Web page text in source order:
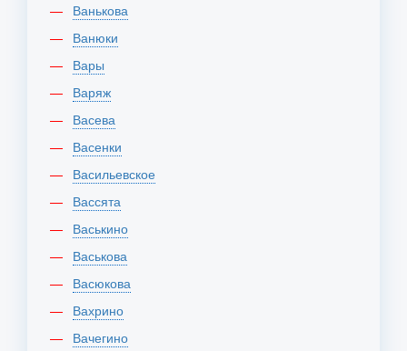
Ванькова
Ванюки
Вары
Варяж
Васева
Васенки
Васильевское
Вассята
Васькино
Васькова
Васюкова
Вахрино
Вачегино